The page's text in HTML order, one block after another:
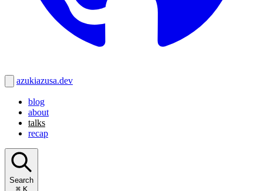
azukiazusa.dev
blog
about
talks
recap
Search
⌘ K